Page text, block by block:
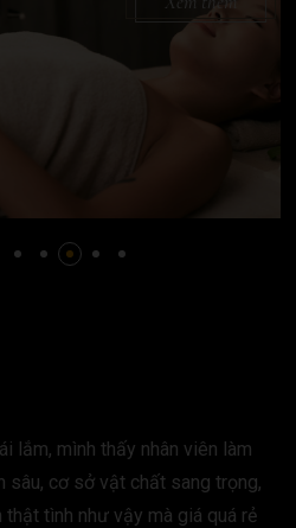
lắm, mình thấy nhân viên làm
sâu, cơ sở vật chất sang trọng,
tình như vậy mà giá quá rẻ